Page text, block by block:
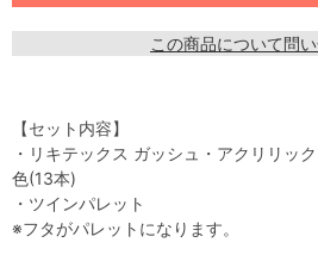
この商品について問
【セット内容】
・リキテックス ガッシュ・アクリリッ
色(13本)
・ツインパレット
※フタがパレットになります。